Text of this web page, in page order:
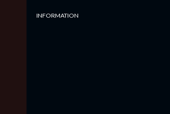
INFORMATION